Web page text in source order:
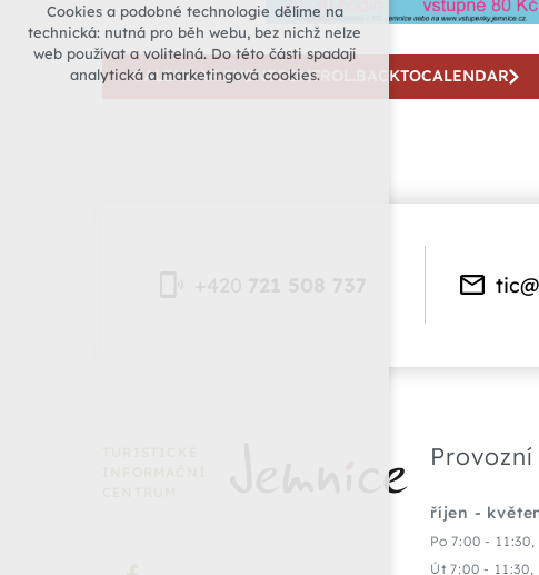
CALENDAR.EVENTCONTROL.BACKTOCALENDAR
říjen -
Po 7:00 -
Út 7:00 - 11:30,
Odmítnout vše
Cookies a podobné technologie dělíme na
technická: nutná pro běh webu, bez nichž nelze
web používat a volitelná. Do této části spadají
analytická a marketingová cookies.